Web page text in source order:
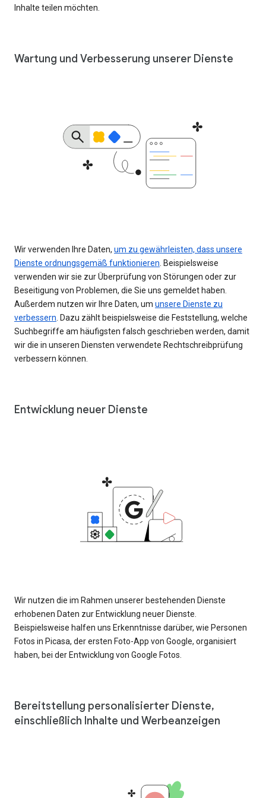
Inhalte teilen möchten.
Wartung und Verbesserung unserer Dienste
Wir verwenden Ihre Daten, um zu gewährleisten, dass unsere
Dienste ordnungsgemäß funktionieren . Beispielsweise
verwenden wir sie zur Überprüfung von Störungen oder zur
Beseitigung von Problemen, die Sie uns gemeldet haben.
Außerdem nutzen wir Ihre Daten, um unsere Dienste zu
verbessern . Dazu zählt beispielsweise die Feststellung, welche
Suchbegriffe am häufigsten falsch geschrieben werden, damit
wir die in unseren Diensten verwendete Rechtschreibprüfung
verbessern können.
Entwicklung neuer Dienste
Wir nutzen die im Rahmen unserer bestehenden Dienste
erhobenen Daten zur Entwicklung neuer Dienste.
Beispielsweise halfen uns Erkenntnisse darüber, wie Personen
Fotos in Picasa, der ersten Foto-App von Google, organisiert
haben, bei der Entwicklung von Google Fotos.
Bereitstellung personalisierter Dienste,
einschließlich Inhalte und Werbeanzeigen